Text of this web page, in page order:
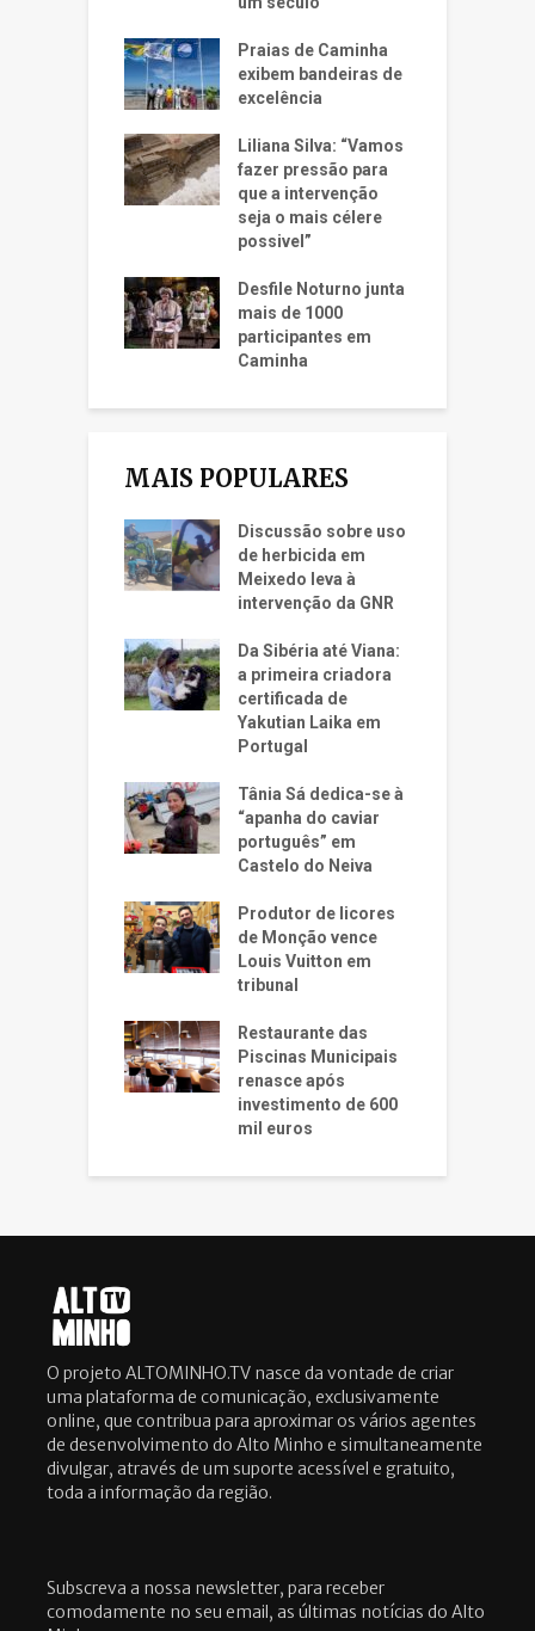
Praias de Caminha
exibem bandeiras de
excelência
Liliana Silva: “Vamos
fazer pressão para
que a intervenção
seja o mais célere
possivel”
Desfile Noturno junta
mais de 1000
participantes em
Caminha
MAIS POPULARES
Discussão sobre uso
de herbicida em
Meixedo leva à
intervenção da GNR
Da Sibéria até Viana:
a primeira criadora
certificada de
Yakutian Laika em
Portugal
Tânia Sá dedica-se à
“apanha do caviar
português” em
Castelo do Neiva
Produtor de licores
de Monção vence
Louis Vuitton em
tribunal
Restaurante das
Piscinas Municipais
renasce após
investimento de 600
mil euros
O projeto ALTOMINHO.TV nasce da vontade de criar
uma plataforma de comunicação, exclusivamente
online, que contribua para aproximar os vários agentes
de desenvolvimento do Alto Minho e simultaneamente
divulgar, através de um suporte acessível e gratuito,
toda a informação da região.
Subscreva a nossa newsletter, para receber
comodamente no seu email, as últimas notícias do Alto